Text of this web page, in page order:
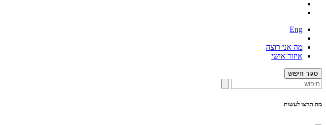
Eng
מה אני רוצה
איזור אישי
סגור חיפוש
מה תרצו לעשות